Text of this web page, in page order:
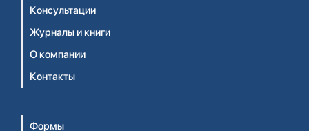
Консультации
Журналы и книги
О компании
Контакты
Формы